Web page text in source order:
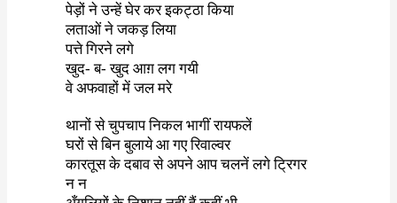
पेड़ों ने उन्हें घेर कर इकट्ठा किया
लताओं ने जकड़ लिया
पत्ते गिरने लगे
खुद- ब- खुद आग़ लग गयी
वे अफवाहों में जल मरे
थानों से चुपचाप निकल भागीं रायफलें
घरों से बिन बुलाये आ गए रिवाल्वर
कारतूस के दबाव से अपने आप चलनें लगे ट्रिगर
न न